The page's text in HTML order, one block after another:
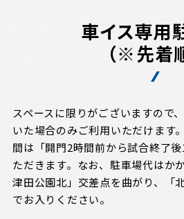
車イス専用
（※先着
スペースに限りがございますので
いた場合のみご利用いただけます
間は「開門2時間前から試合終了
ただきます。なお、駐車場代はか
津田公園北」交差点を曲がり、「
でお入りください。